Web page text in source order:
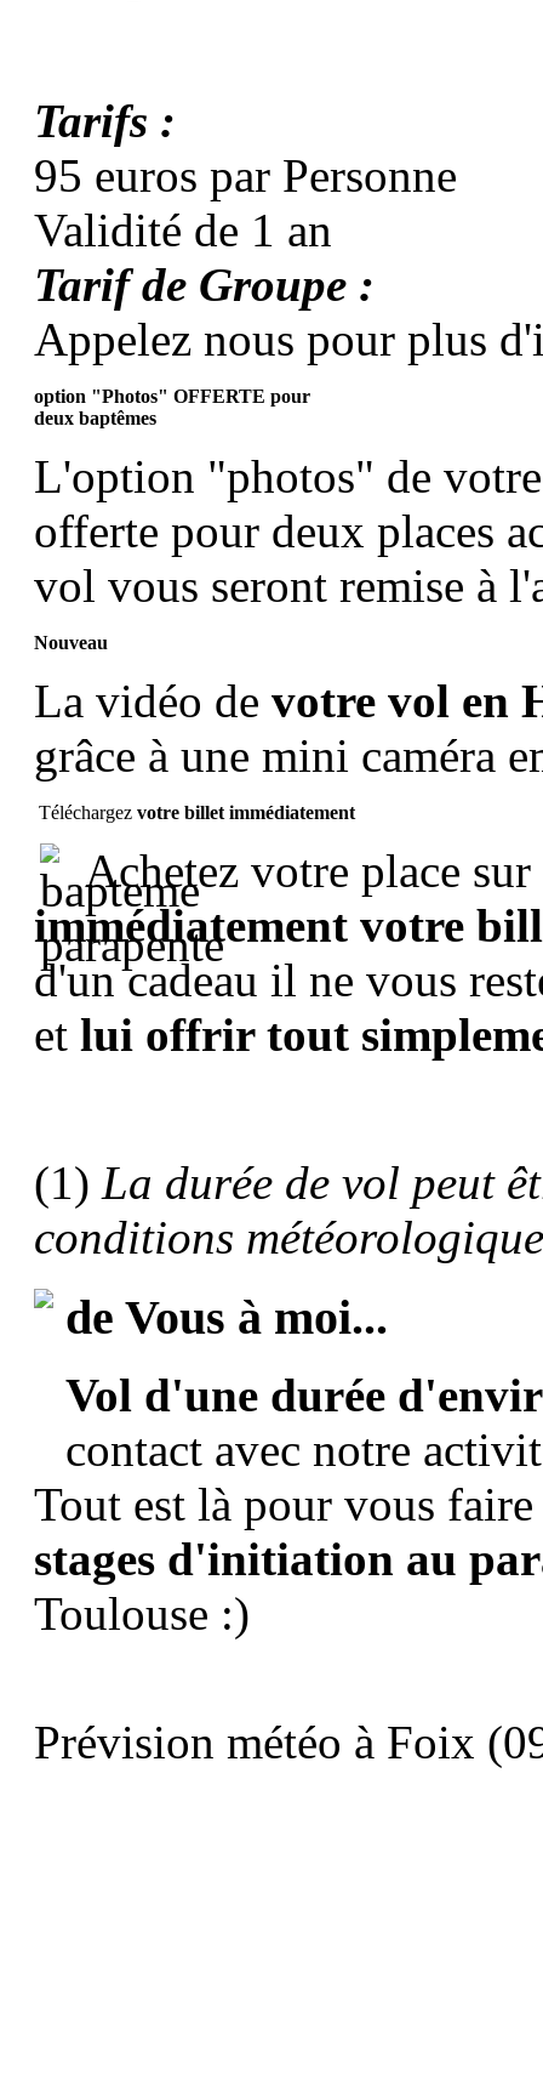
Tarifs :
95 euros par Personne
Validité de 1 an
Tarif de Groupe :
Appelez nous pour plus
option "Photos" OFFERTE pour
deux baptêmes
L'option "photos" de votre
offerte pour deux places
vol vous seront remise à
Nouveau
La vidéo de votre vol en
grâce à une mini caméra
Téléchargez votre billet immédiatement
Achetez votre place
immédiatement votre
d'un cadeau il ne vous
et lui offrir tout
(1) La durée de vol peut
conditions
de Vous à moi...
Vol d'une durée
contact avec notre
Tout est là pour vous
stages d'initiation au
Toulouse :)
Prévision météo à Foix